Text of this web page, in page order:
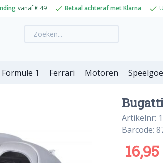
vanaf € 49 Betaal achteraf met Klarna
Formule 1 Ferrari Motoren
Artikelnr:
Barcode:
16,95